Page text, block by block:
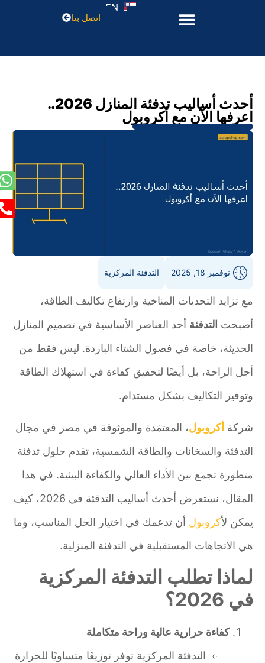
EN
اتصل بنا
أحدث أساليب تدفئة المنازل 2026..
اعرفها الآن مع أكروبول
نوفمبر 18, 2025 التدفئة المركزية
مع تزايد التحديات المناخية وارتفاع تكاليف الطاقة،
أصبحتالتدفئةأحد العناصر الأساسية في تصميم المنازل
الحديثة، خاصة في فصول الشتاء الباردة. ليس فقط من
أجل الراحة، بل أيضًا لتحقيق كفاءة في استهلاك الطاقة
وتوفير التكاليف بشكل مستدام.
شركةأكروبول، المعتمَدة والموثوقة في مصر في مجال
التدفئة والسخانات والطاقة الشمسية، تقدم حلول تدفئة
متطورة تجمع بين الأداء العالي والكفاءة البيئية. في هذا
المقال، نستعرض أحدث أساليب التدفئة في 2026، كيف
يمكن لأكروبولأن تدعمك في اختيار الحل المناسب، وما
هي الاتجاهات المستقبلية في التدفئة المنزلية.
لماذا تطلب التدفئة المركزية
في 2026؟
كفاءة حرارية عالية وراحة متكاملة
التدفئة المركزية توفر توزيعًا متساويًا للحرارة